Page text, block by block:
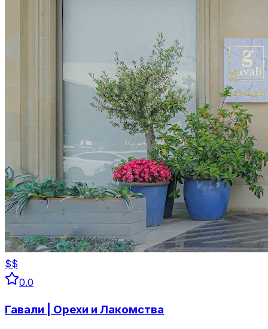
$$
0.0
Гавали | Орехи и Лакомства